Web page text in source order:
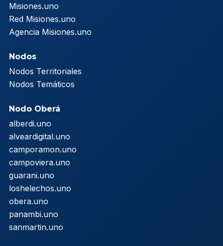
Misiones.uno
Red Misiones.uno
Agencia Misiones.uno
Nodos
Nodos Territoriales
Nodos Temáticos
Nodo Oberá
alberdi.uno
alveardigital.uno
camporamon.uno
campoviera.uno
guarani.uno
loshelechos.uno
obera.uno
panambi.uno
sanmartin.uno